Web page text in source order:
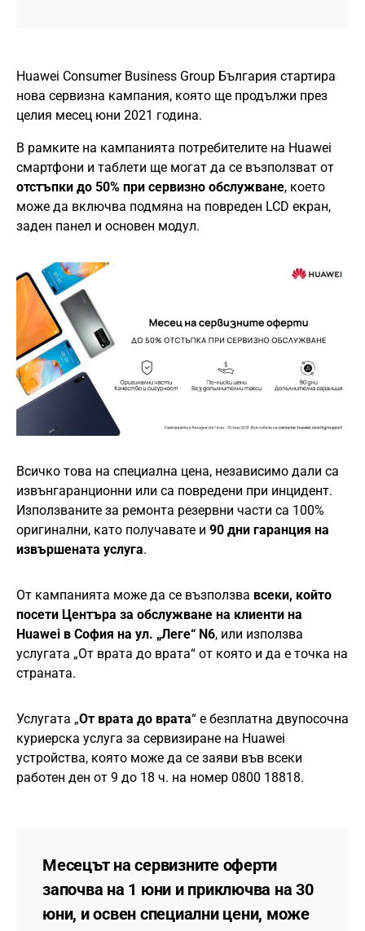
Huawei Consumer Business Group България стартира
нова сервизна кампания, която ще продължи през
целия месец юни 2021 година.
В рамките на кампанията потребителите на Huawei
смартфони и таблети ще могат да се възползват от
отстъпки до 50% при сервизно обслужване, което
може да включва подмяна на повреден LCD екран,
заден панел и основен модул.
Всичко това на специална цена, независимо дали са
извънгаранционни или са повредени при инцидент.
Използваните за ремонта резервни части са 100%
оригинални, като получавате и 90 дни гаранция на
извършената услуга.
От кампанията може да се възползва всеки, който
посети Центъра за обслужване на клиенти на
Huawei в София на ул. „Леге“ N6, или използва
услугата „От врата до врата“ от която и да е точка на
страната.
Услугата „От врата до врата“ е безплатна двупосочна
куриерска услуга за сервизиране на Huawei
устройства, която може да се заяви във всеки
работен ден от 9 до 18 ч. на номер 0800 18818.
Месецът на сервизните оферти
започва на 1 юни и приключва на 30
юни, и освен специални цени, може